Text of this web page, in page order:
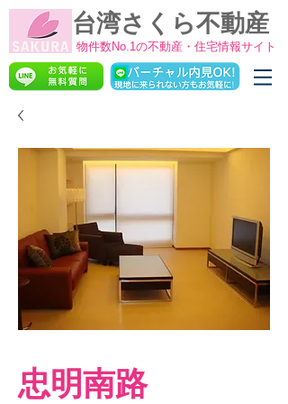
物件数No.1の不動産・住宅情報サイト
台湾さくら不動産
忠明南路